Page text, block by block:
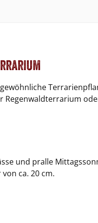
Regenwaldterrarium
und pralle
ca. 20 cm.